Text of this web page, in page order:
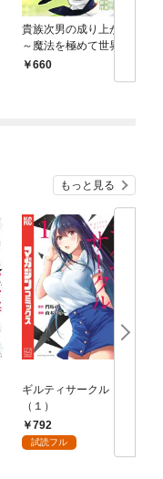
貴族次男の成り上がり
～魔法を極めて世界最
強になった転生者～
660
もっと見る
ギルティサークル
（１）
792
試読フル